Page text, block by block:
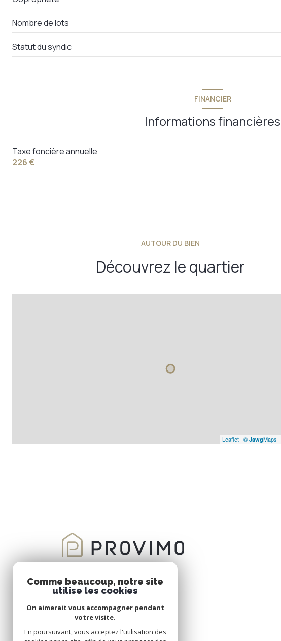
Nombre de lots
Statut du syndic
FINANCIER
Informations financières
Taxe foncière annuelle
226 €
AUTOUR DU BIEN
Découvrez le quartier
Leaflet | © JawgMaps |
Comme beaucoup, notre site
utilise les cookies
On aimerait vous accompagner pendant
votre visite.
En poursuivant, vous acceptez l'utilisation des